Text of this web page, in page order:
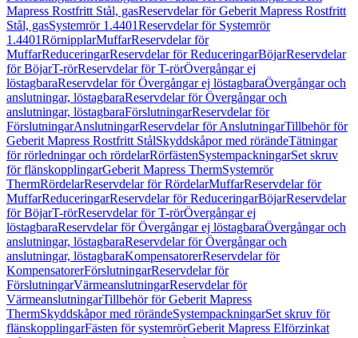
Mapress Rostfritt Stål, gasReservdelar för Geberit Mapress Rostfritt
Stål, gasSystemrör 1.4401Reservdelar för Systemrör
1.4401RörnipplarMuffarReservdelar för
MuffarReduceringarReservdelar för ReduceringarBöjarReservdelar
för BöjarT-rörReservdelar för T-rörÖvergångar ej
löstagbaraReservdelar för Övergångar ej löstagbaraÖvergångar och
anslutningar, löstagbaraReservdelar för Övergångar och
anslutningar, löstagbaraFörslutningarReservdelar för
FörslutningarAnslutningarReservdelar för AnslutningarTillbehör för
Geberit Mapress Rostfritt StålSkyddskåpor med rörändeTätningar
för rörledningar och rördelarRörfästenSystempackningarSet skruv
för flänskopplingarGeberit Mapress ThermSystemrör
ThermRördelarReservdelar för RördelarMuffarReservdelar för
MuffarReduceringarReservdelar för ReduceringarBöjarReservdelar
för BöjarT-rörReservdelar för T-rörÖvergångar ej
löstagbaraReservdelar för Övergångar ej löstagbaraÖvergångar och
anslutningar, löstagbaraReservdelar för Övergångar och
anslutningar, löstagbaraKompensatorerReservdelar för
KompensatorerFörslutningarReservdelar för
FörslutningarVärmeanslutningarReservdelar för
VärmeanslutningarTillbehör för Geberit Mapress
ThermSkyddskåpor med rörändeSystempackningarSet skruv för
flänskopplingarFästen för systemrörGeberit Mapress Elförzinkat